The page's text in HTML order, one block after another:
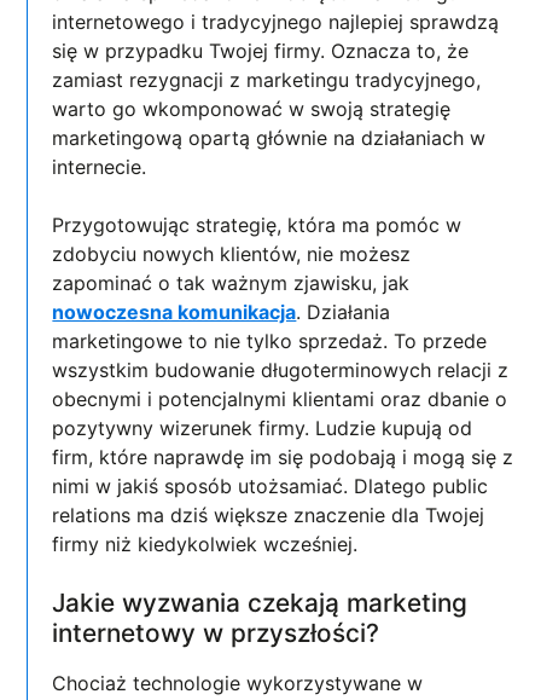
internetowego i tradycyjnego najlepiej sprawdzą
się w przypadku Twojej firmy. Oznacza to, że
zamiast rezygnacji z marketingu tradycyjnego,
warto go wkomponować w swoją strategię
marketingową opartą głównie na działaniach w
internecie.
Przygotowując strategię, która ma pomóc w
zdobyciu nowych klientów, nie możesz
zapominać o tak ważnym zjawisku, jak
nowoczesna komunikacja. Działania
marketingowe to nie tylko sprzedaż. To przede
wszystkim budowanie długoterminowych relacji z
obecnymi i potencjalnymi klientami oraz dbanie o
pozytywny wizerunek firmy. Ludzie kupują od
firm, które naprawdę im się podobają i mogą się z
nimi w jakiś sposób utożsamiać. Dlatego public
relations ma dziś większe znaczenie dla Twojej
firmy niż kiedykolwiek wcześniej.
Jakie wyzwania czekają marketing
internetowy w przyszłości?
Chociaż technologie wykorzystywane w